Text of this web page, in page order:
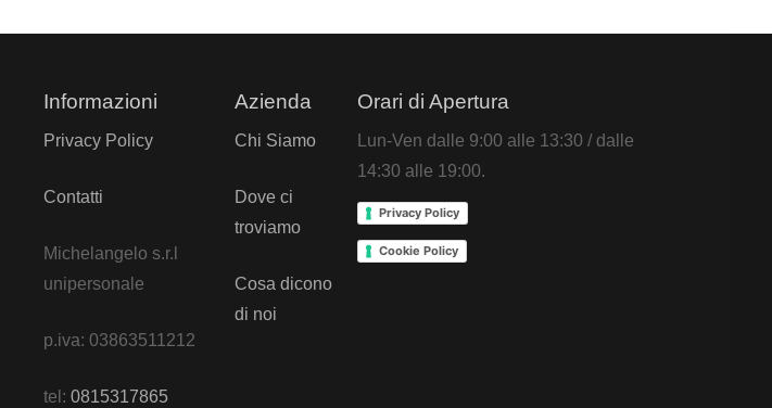
Informazioni
Privacy Policy
Contatti
Michelangelo s.r.l
unipersonale
p.iva: 03863511212
tel: 0815317865
Azienda
Chi Siamo
Dove ci
troviamo
Cosa dicono
di noi
Orari di Apertura
Lun-Ven dalle 9:00 alle 13:30 / dalle
14:30 alle 19:00.
Privacy Policy
Cookie Policy